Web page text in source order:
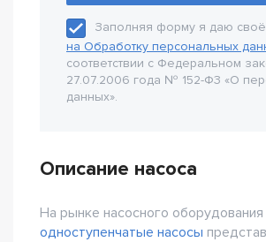
Заполняя форму я даю своё
на Обработку персональных
соответствии с Федеральном
27.07.2006 года № 152-Ф3 «О
данных».
Описание насоса
На рынке насосного оборудования
одноступенчатые насосы